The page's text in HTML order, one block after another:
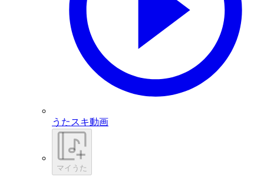
うたスキ動画
マイうた